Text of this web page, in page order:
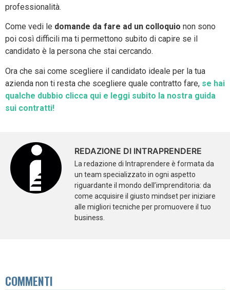
professionalità.
Come vedi le domande da fare ad un colloquio non sono
poi così difficili ma ti permettono subito di capire se il
candidato è la persona che stai cercando.
Ora che sai come scegliere il candidato ideale per la tua
azienda non ti resta che scegliere quale contratto fare, se hai
qualche dubbio clicca qui e leggi subito la nostra guida
sui contratti!
REDAZIONE DI INTRAPRENDERE
La redazione di Intraprendere è formata da
un team specializzato in ogni aspetto
riguardante il mondo dell’imprenditoria: da
come acquisire il giusto mindset per iniziare
alle migliori tecniche per promuovere il tuo
business.
COMMENTI